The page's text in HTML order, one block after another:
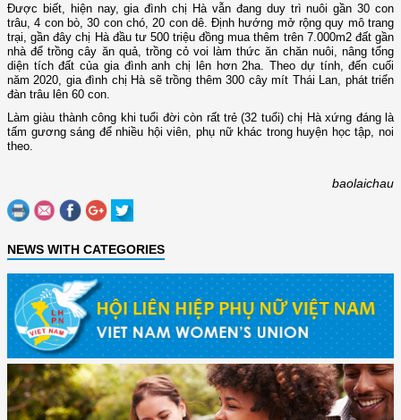
Được biết, hiện nay, gia đình chị Hà vẫn đang duy trì nuôi gần 30 con
trâu, 4 con bò, 30 con chó, 20 con dê. Định hướng mở rộng quy mô trang
trại, gần đây chị Hà đầu tư 500 triệu đồng mua thêm trên 7.000m2 đất gần
nhà để trồng cây ăn quả, trồng cỏ voi làm thức ăn chăn nuôi, nâng tổng
diện tích đất của gia đình anh chị lên hơn 2ha. Theo dự tính, đến cuối
năm 2020, gia đình chị Hà sẽ trồng thêm 300 cây mít Thái Lan, phát triển
đàn trâu lên 60 con.
Làm giàu thành công khi tuổi đời còn rất trẻ (32 tuổi) chị Hà xứng đáng là
tấm gương sáng để nhiều hội viên, phụ nữ khác trong huyện học tập, noi
theo.
baolaichau
NEWS WITH CATEGORIES